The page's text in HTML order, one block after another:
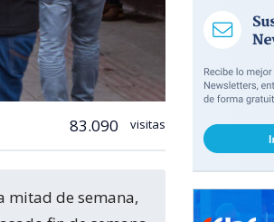
83.090 visitas